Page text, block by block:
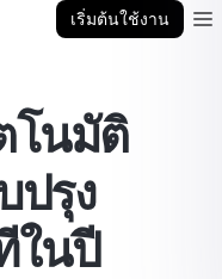
เริ่มต้นใช้งาน
โนมัติ
ปรุง
ในปี